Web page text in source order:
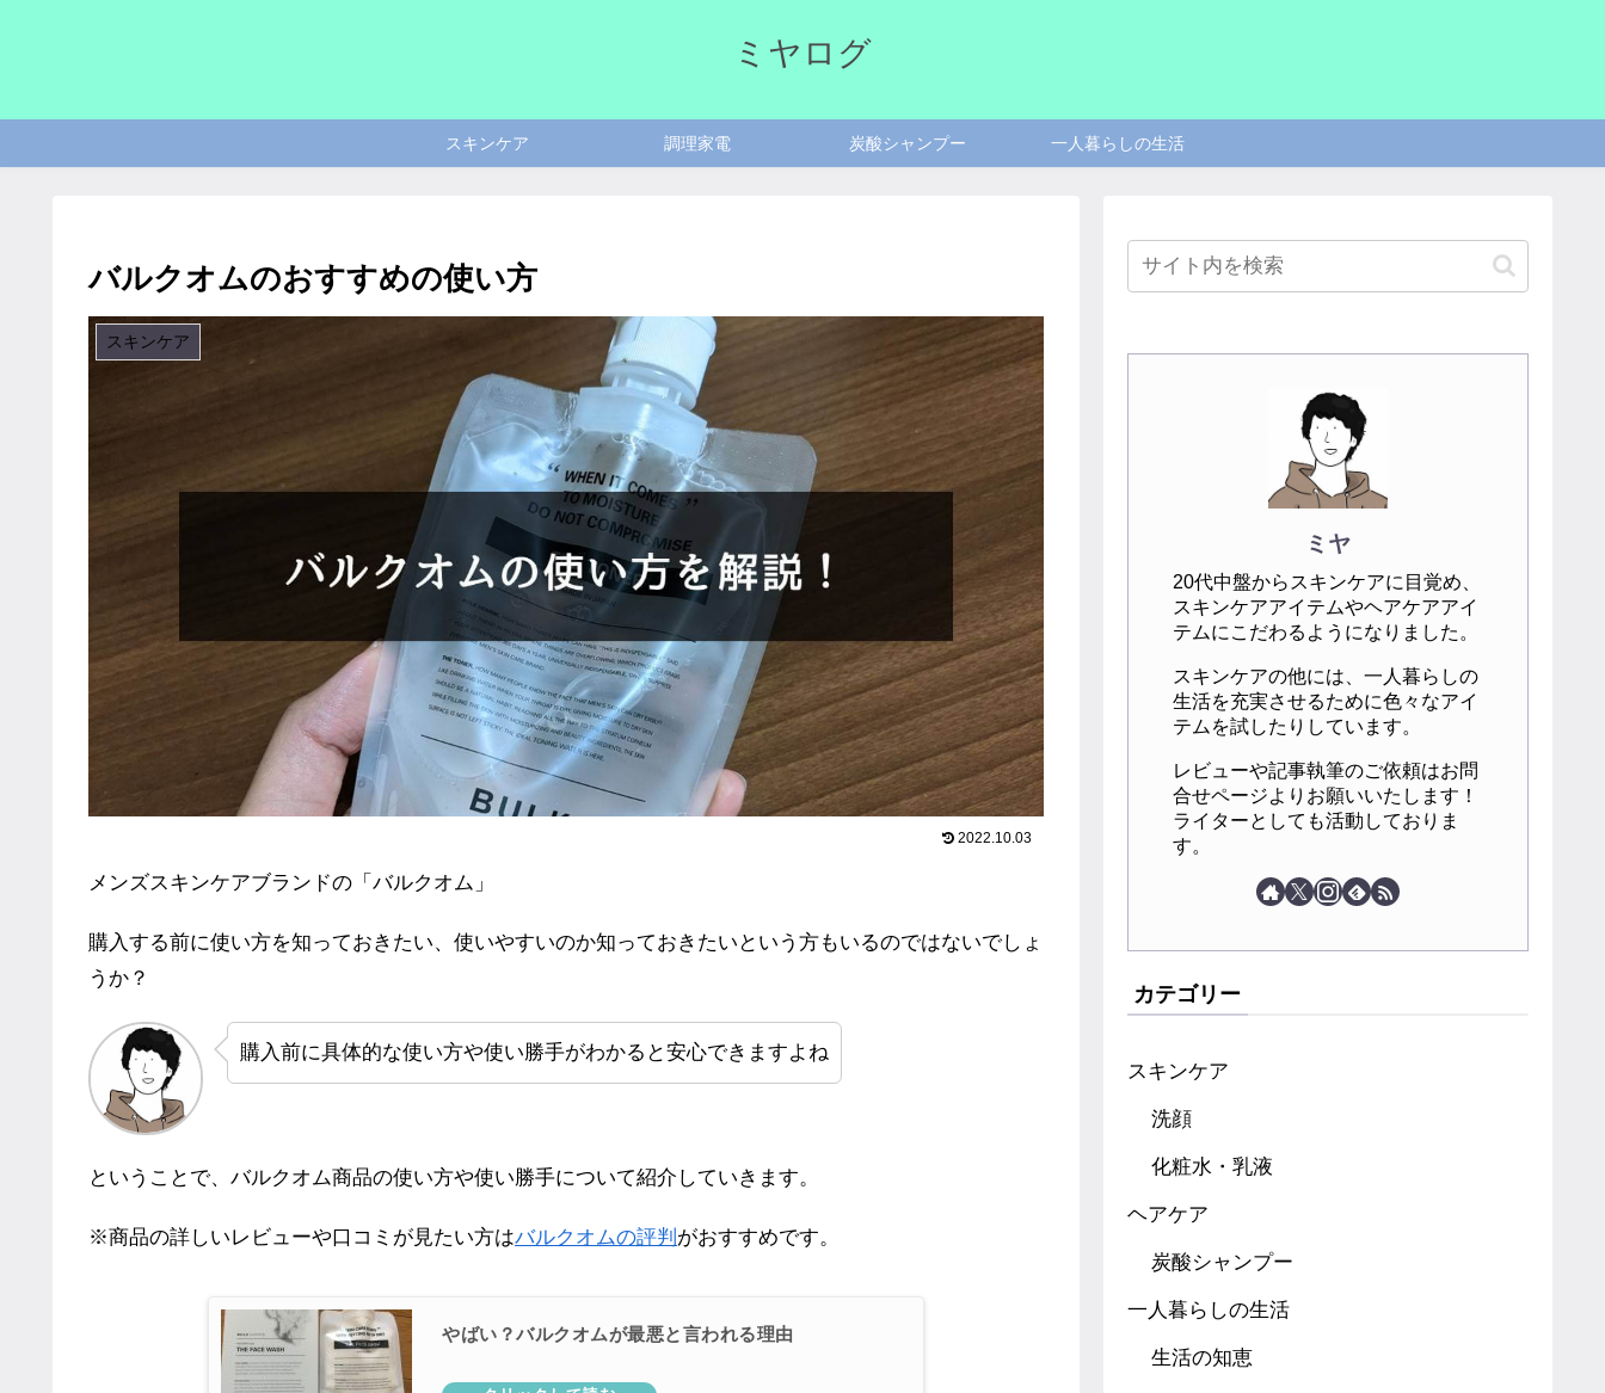
ミヤログ
スキンケア 調理家電 炭酸シャンプー 一人暮らしの生活
バルクオムのおすすめの使い方
スキンケア
2022.10.03
メンズスキンケアブランドの「バルクオム」
購入する前に使い方を知っておきたい、使いやすいのか知っておきたいという方もいるのではないでしょ
うか？
購入前に具体的な使い方や使い勝手がわかると安心できますよね
ということで、バルクオム商品の使い方や使い勝手について紹介していきます。
※商品の詳しいレビューや口コミが見たい方はバルクオムの評判 がおすすめです。
やばい？バルクオムが最悪と言われる理由
ミヤ
20代中盤からスキンケアに目覚め、
スキンケアアイテムやヘアケアアイ
テムにこだわるようになりました。
スキンケアの他には、一人暮らしの
生活を充実させるために色々なアイ
テムを試したりしています。
レビューや記事執筆のご依頼はお問
合せページよりお願いいたします！
ライターとしても活動しておりま
す。
カテゴリー
スキンケア
洗顔
化粧水・乳液
ヘアケア
炭酸シャンプー
一人暮らしの生活
生活の知恵